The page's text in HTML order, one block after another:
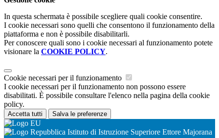
In questa schermata è possibile scegliere quali cookie consentire.
I cookie necessari sono quelli che consentono il funzionamento della
piattaforma e non è possibile disabilitarli.
Per conoscere quali sono i cookie necessari al funzionamento potete
visionare la COOKIE POLICY.
Cookie necessari per il funzionamento
I cookie necessari per il funzionamento non possono essere
disabilitati. È possibile consultare l'elenco nella pagina della cookie
policy.
Accetta tutti Salva le preferenze
Istituto di Istruzione Superiore Ettore Majorana